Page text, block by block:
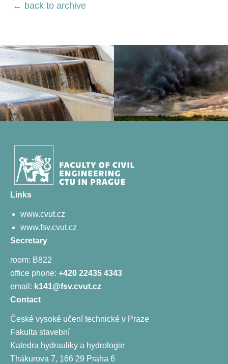
← back to archive
Links
www.cvut.cz
www.fsv.cvut.cz
Secretary
room: B822
office phone: +420 22435 4343
email: k141@fsv.cvut.cz
Contact
České vysoké učení technické v Praze
Fakulta stavební
Katedra hydrauliky a hydrologie
Thákurova 7, 166 29 Praha 6